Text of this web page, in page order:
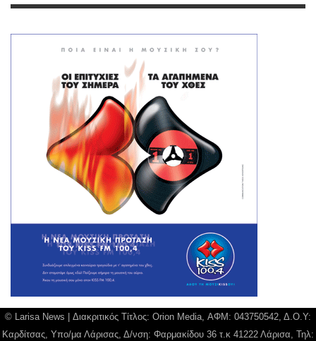
© Larisa News | Διακριτικός Τίτλος: Orion Media, ΑΦΜ: 043750542, Δ.Ο.Υ:
Καρδίτσας, Υπο/μα Λάρισας, Δ/νση: Φαρμακίδου 36 τ.κ 41222 Λάρισα, Τηλ: